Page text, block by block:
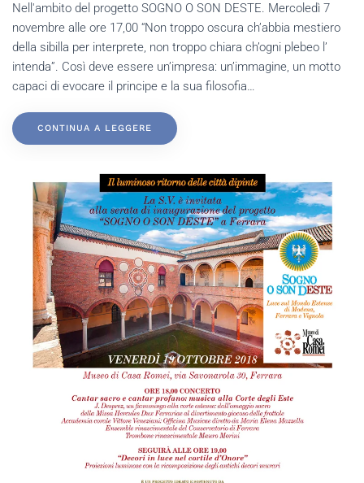
Nell'ambito del progetto SOGNO O SON DESTE. Mercoledì 7
novembre alle ore 17,00 “Non troppo oscura ch’abbia mestiero
della sibilla per interprete, non troppo chiara ch’ogni plebeo l’
intenda”. Così deve essere un’impresa: un’immagine, un motto
capaci di evocare il principe e la sua filosofia…
CONTINUA A LEGGERE